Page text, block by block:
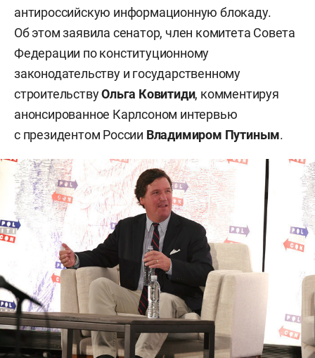
антироссийскую информационную блокаду.
Об этом заявила сенатор, член комитета Совета
Федерации по конституционному
законодательству и государственному
строительствуОльга Ковитиди, комментируя
анонсированное Карлсоном интервью
с президентом России Владимиром Путиным.